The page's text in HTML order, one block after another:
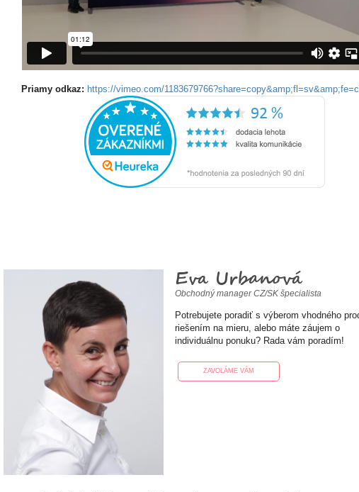
Priamy odkaz: https://vimeo.com/
Eva Urbanová
Obchodný manager CZ/SK špecialista
Potrebujete poradiť s výberom vhodného
riešením na mieru, alebo máte záujem o
individuálnu ponuku? Rada vám poradím!
ZAVOLÁME VÁM